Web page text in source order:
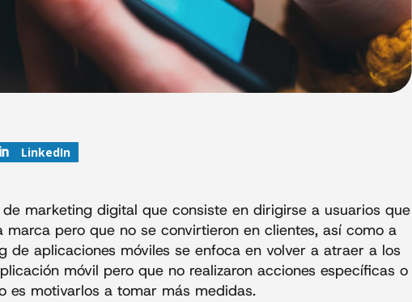
LinkedIn
marketing digital que consiste en dirigirse a usuarios que
pero que no se convirtieron en clientes, así como a
de aplicaciones móviles se enfoca en volver a atraer a los
móvil pero que no realizaron acciones específicas o
es motivarlos a tomar más medidas.